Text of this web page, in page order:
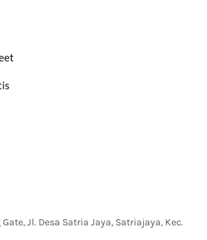
Jl. Desa Satria Jaya, Satriajaya, Kec.